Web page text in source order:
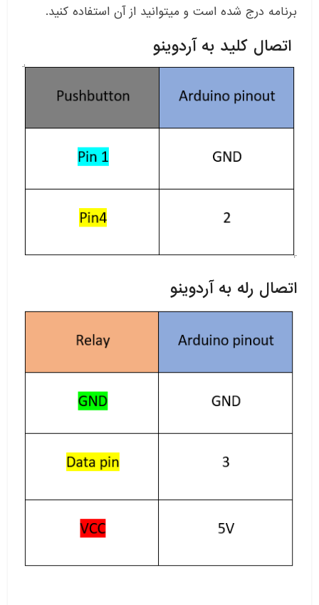
برنامه درج شده است و میتوانید از آن استفاده کنید.
اتصال کلید به آردوینو
اتصال رله به آردوینو